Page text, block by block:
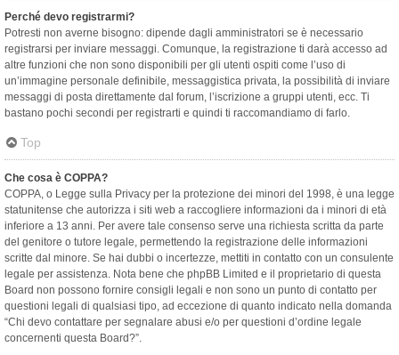
Perché devo registrarmi?
Potresti non averne bisogno: dipende dagli amministratori se è necessario
registrarsi per inviare messaggi. Comunque, la registrazione ti darà accesso ad
altre funzioni che non sono disponibili per gli utenti ospiti come l’uso di
un’immagine personale definibile, messaggistica privata, la possibilità di inviare
messaggi di posta direttamente dal forum, l’iscrizione a gruppi utenti, ecc. Ti
bastano pochi secondi per registrarti e quindi ti raccomandiamo di farlo.
Top
Che cosa è COPPA?
COPPA, o Legge sulla Privacy per la protezione dei minori del 1998, è una legge
statunitense che autorizza i siti web a raccogliere informazioni da i minori di età
inferiore a 13 anni. Per avere tale consenso serve una richiesta scritta da parte
del genitore o tutore legale, permettendo la registrazione delle informazioni
scritte dal minore. Se hai dubbi o incertezze, mettiti in contatto con un consulente
legale per assistenza. Nota bene che phpBB Limited e il proprietario di questa
Board non possono fornire consigli legali e non sono un punto di contatto per
questioni legali di qualsiasi tipo, ad eccezione di quanto indicato nella domanda
“Chi devo contattare per segnalare abusi e/o per questioni d’ordine legale
concernenti questa Board?”.